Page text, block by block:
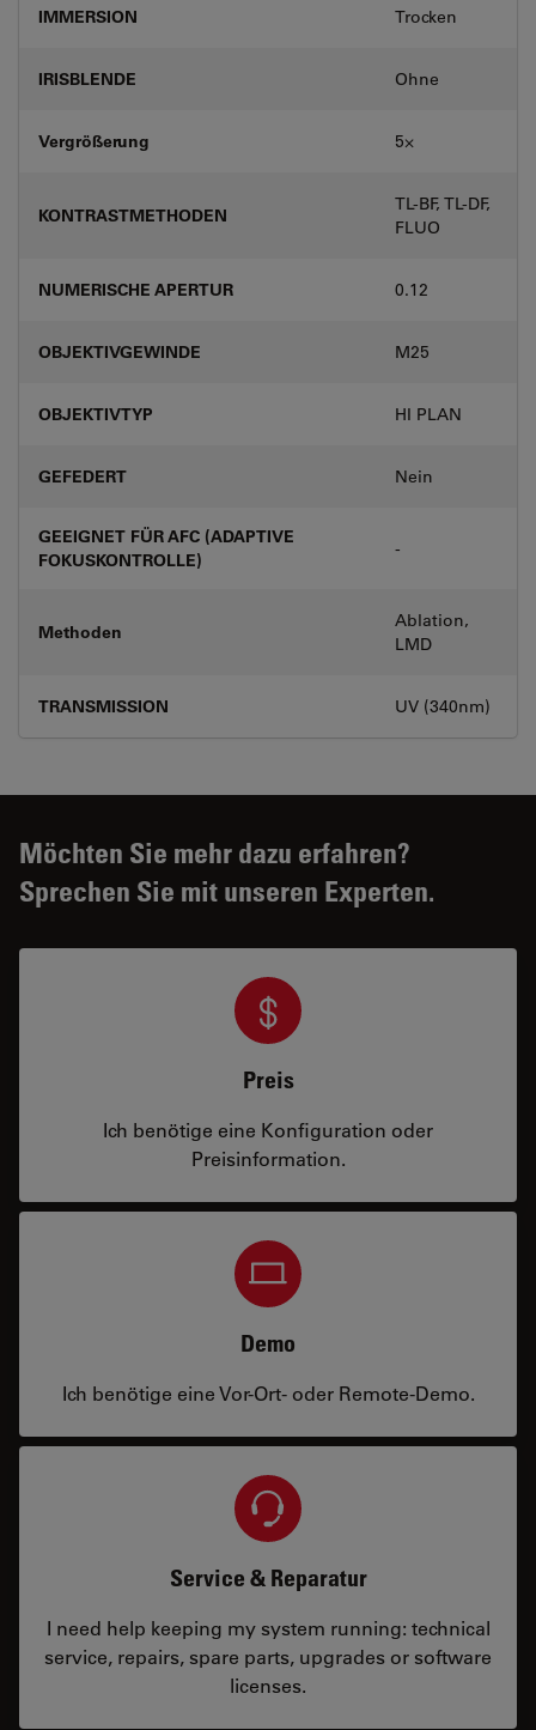
IMMERSION Trocken
IRISBLENDE Ohne
Vergrößerung 5⨉
KONTRASTMETHODEN
TL-BF, TL-DF,
FLUO
NUMERISCHE APERTUR 0.12
OBJEKTIVGEWINDE M25
OBJEKTIVTYP HI PLAN
GEFEDERT Nein
GEEIGNET FÜR AFC (ADAPTIVE
FOKUSKONTROLLE)
-
Methoden
Ablation,
LMD
TRANSMISSION UV (340nm)
Möchten Sie mehr dazu erfahren?
Sprechen Sie mit unseren Experten.
Preis
Ich benötige eine Konfiguration oder
Preisinformation.
Demo
Ich benötige eine Vor-Ort- oder Remote-Demo.
Service & Reparatur
I need help keeping my system running: technical
service, repairs, spare parts, upgrades or software
licenses.